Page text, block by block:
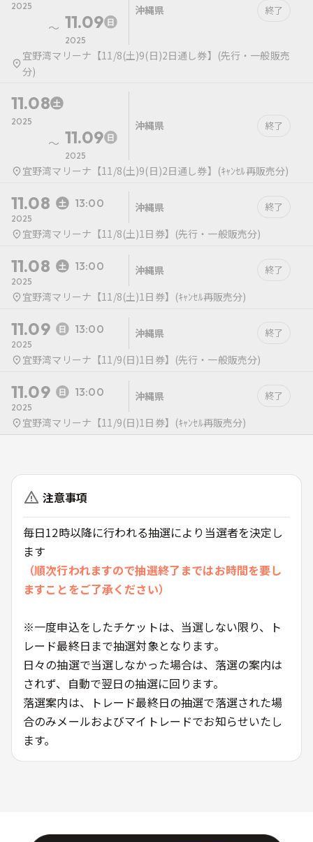
2025
〜 11.09
2025
沖縄県 終了
宜野湾マリーナ【11/8(土)9(日)2日通し券】(先行・一般販売
分)
11.08
2025
〜 11.09
2025
沖縄県 終了
宜野湾マリーナ【11/8(土)9(日)2日通し券】(ｷｬﾝｾﾙ再販売分)
11.08 13:00
2025
沖縄県 終了
宜野湾マリーナ【11/8(土)1日券】(先行・一般販売分)
11.08 13:00
2025
沖縄県 終了
宜野湾マリーナ【11/8(土)1日券】(ｷｬﾝｾﾙ再販売分)
11.09 13:00
2025
沖縄県 終了
宜野湾マリーナ【11/9(日)1日券】(先行・一般販売分)
11.09 13:00
2025
沖縄県 終了
宜野湾マリーナ【11/9(日)1日券】(ｷｬﾝｾﾙ再販売分)
注意事項
毎日12時以降に行われる抽選により当選者を決定し
ます
（順次行われますので抽選終了まではお時間を要し
ますことをご了承ください）
※一度申込をしたチケットは、当選しない限り、ト
レード最終日まで抽選対象となります。
日々の抽選で当選しなかった場合は、落選の案内は
されず、自動で翌日の抽選に回ります。
落選案内は、トレード最終日の抽選で落選された場
合のみメールおよびマイトレードでお知らせいたし
ます。